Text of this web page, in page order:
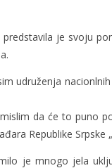
je svoju
udruženja
da će to puno
Republike Srpske
je mnogo jela